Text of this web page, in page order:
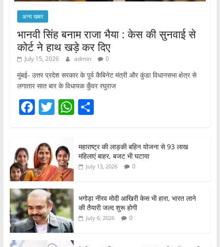
अन्य खबर
भानवी सिंह बनाम राजा भैया : केस की सुनवाई से
कोर्ट ने हाथ खड़े कर दिए
July 15, 2026 admin 0
मुंबई- उत्तर प्रदेश सरकार के पूर्व कैबिनेट मंत्री और कुंडा विधानसभा क्षेत्र से
लगातार सात बार के विधायक कुँवर रघुराज
F
c
e
b
o
o
k
T
er
W
s
A
p
S
ar
e
महाराष्ट्र की लाड़की बहिन योजना से 93 लाख
महिलाएं बाहर, बजट भी घटाया
July 13, 2026 0
भगोड़ा नीरव मोदी आखिरी केस भी हारा, भारत लाने
की तैयारी जल्द शुरू होगी
July 6, 2026 0